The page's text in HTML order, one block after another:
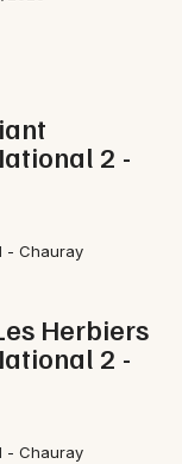
2 -
- Chauray
Herbiers
2 -
- Chauray